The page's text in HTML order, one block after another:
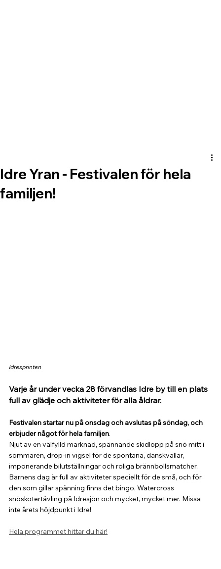
Idre Yran - Festivalen för hela
familjen!
Idresprinten
Varje år under vecka 28 förvandlas Idre by till en plats
full av glädje och aktiviteter för alla åldrar.
Festivalen startar nu på onsdag och avslutas på söndag, och
erbjuder något för hela familjen.
Njut av en välfylld marknad, spännande skidlopp på snö mitt i
sommaren, drop-in vigsel för de spontana, danskvällar,
imponerande bilutställningar och roliga brännbollsmatcher.
Barnens dag är full av aktiviteter speciellt för de små, och för
den som gillar spänning finns det bingo, Watercross
snöskotertävling på Idresjön och mycket, mycket mer. Missa
inte årets höjdpunkt i Idre!
Hela programmet hittar du här!